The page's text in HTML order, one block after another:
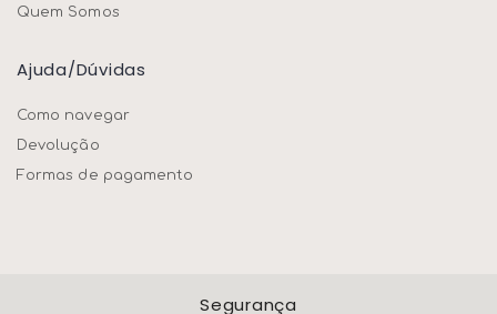
Quem Somos
Ajuda/dúvidas
Como navegar
Devolução
Formas de pagamento
Segurança